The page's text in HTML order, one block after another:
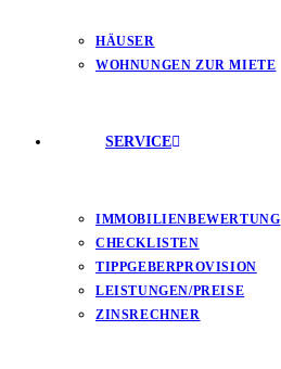
HÄUSER
WOHNUNGEN ZUR MIETE
SERVICE
IMMOBILIENBEWERTUNG
CHECKLISTEN
TIPPGEBERPROVISION
LEISTUNGEN/PREISE
ZINSRECHNER